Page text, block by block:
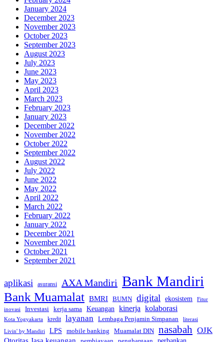
January 2024
December 2023
November 2023
October 2023
September 2023
August 2023
July 2023
June 2023
May 2023
April 2023
March 2023
February 2023
January 2023
December 2022
November 2022
October 2022
September 2022
August 2022
July 2022
June 2022
May 2022
April 2022
March 2022
February 2022
January 2022
December 2021
November 2021
October 2021
September 2021
aplikasi asuransi AXA Mandiri Bank Mandiri
Bank Muamalat BMRI BUMN digital ekosistem Fitur
inovasi Investasi kerja sama Keuangan kinerja kolaborasi
Kota Yogyakarta kredit layanan Lembaga Penjamin Simpanan
literasi
Livin' by Mandiri
LPS mobile banking Muamalat DIN nasabah OJK
Otoritas Jasa keuangan perbankan